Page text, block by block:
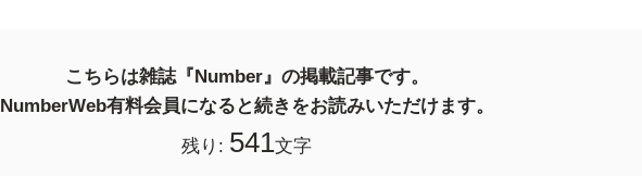
こちらは雑誌『Number』の掲載記事です。
NumberWeb有料会員になると続きをお読みいただけます。
残り: 541文字